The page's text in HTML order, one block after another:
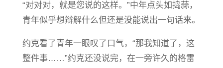
“对对对，就是您说的这样。”中年点头如捣蒜，
青年似乎想辩解什么但还是没能说出一句话来。
约克看了青年一眼叹了口气，“那我知道了，这
整件事……”约克还没说完，在一旁许久的格雷